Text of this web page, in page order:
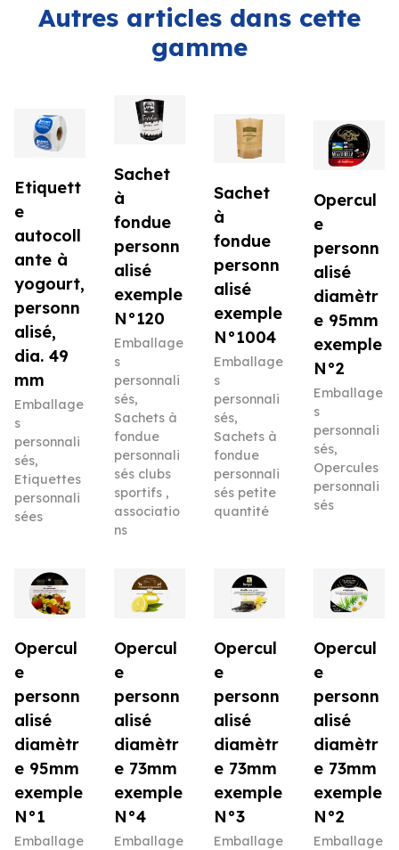
Autres articles dans cette
gamme
Etiquett
e
autocoll
ante à
yogourt,
personn
alisé,
dia. 49
mm
Emballage
s
personnali
sés,
Etiquettes
personnali
sées
Sachet
à
fondue
personn
alisé
exemple
N°120
Emballage
s
personnali
sés,
Sachets à
fondue
personnali
sés clubs
sportifs ,
associatio
ns
Sachet
à
fondue
personn
alisé
exemple
N°1004
Emballage
s
personnali
sés,
Sachets à
fondue
personnali
sés petite
quantité
Opercul
e
personn
alisé
diamètr
e 95mm
exemple
N°2
Emballage
s
personnali
sés,
Opercules
personnali
sés
Opercul
e
personn
alisé
diamètr
e 95mm
exemple
N°1
Emballage
Opercul
e
personn
alisé
diamètr
e 73mm
exemple
N°4
Emballage
Opercul
e
personn
alisé
diamètr
e 73mm
exemple
N°3
Emballage
Opercul
e
personn
alisé
diamètr
e 73mm
exemple
N°2
Emballage